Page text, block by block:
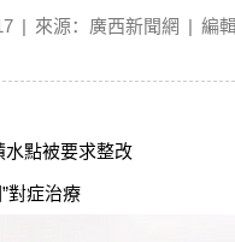
| 來源： 廣西新聞網 | 編
點被要求整改
症治療